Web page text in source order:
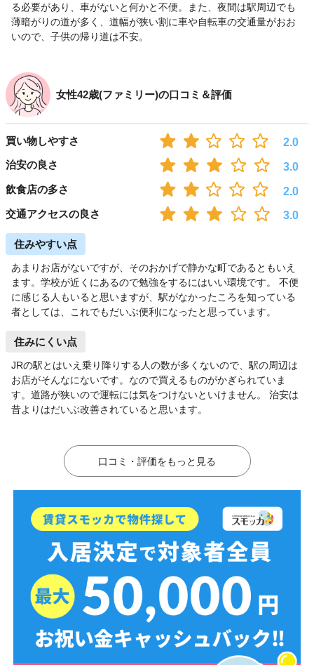
る必要があり、車がないと何かと不便。また、夜間は駅周辺でも
薄暗がりの道が多く、道幅が狭い割に車や自転車の交通量がおお
いので、子供の帰り道は不安。
女性42歳(ファミリー)の口コミ＆評価
買い物しやすさ
2.0
治安の良さ
3.0
飲食店の多さ
2.0
交通アクセスの良さ
3.0
住みやすい点
あまりお店がないですが、そのおかげで静かな町であるともいえ
ます。学校が近くにあるので勉強をするにはいい環境です。 不便
に感じる人もいると思いますが、駅がなかったころを知っている
者としては、これでもだいぶ便利になったと思っています。
住みにくい点
JRの駅とはいえ乗り降りする人の数が多くないので、駅の周辺は
お店がそんなにないです。なので買えるものがかぎられていま
す。道路が狭いので運転には気をつけないといけません。 治安は
昔よりはだいぶ改善されていると思います。
口コミ・評価をもっと見る